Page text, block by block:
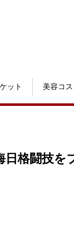
ット 美容コス
日格闘技を